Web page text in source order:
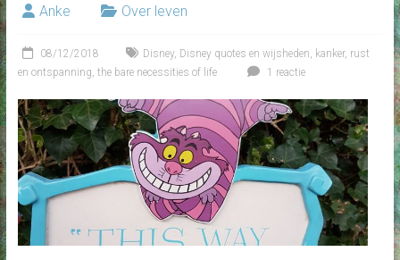
Anke Over leven
08/12/2018 Disney, Disney quotes en wijsheden, kanker, rust
en ontspanning, the bare necessities of life 1 reactie